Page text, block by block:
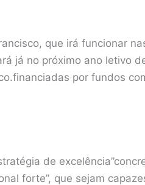
que irá funcionar
já no próximo ano letivo
por fundos
de
forte”, que sejam